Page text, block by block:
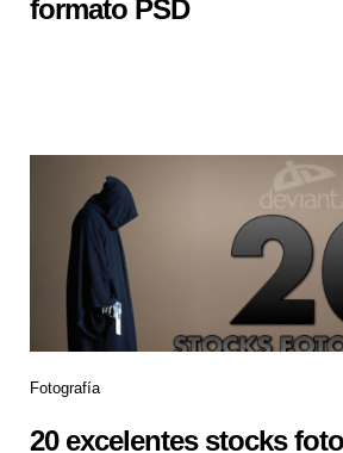
formato PSD
Fotografía
20 excelentes stocks